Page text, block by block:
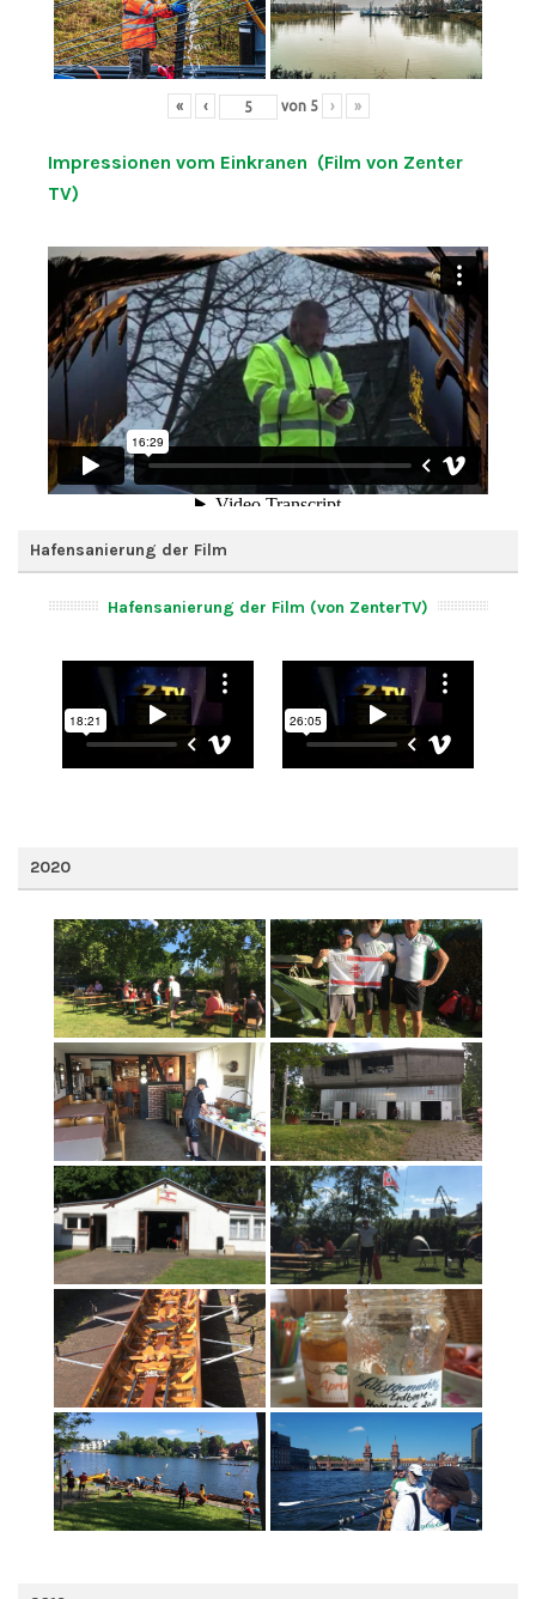
« ‹ von 5 › »
Impressionen vom Einkranen (Film von Zenter
TV)
Hafensanierung der Film
Hafensanierung der Film (von ZenterTV)
2020